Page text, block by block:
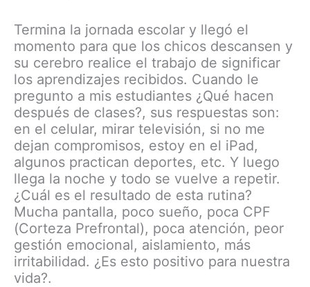
Termina la jornada escolar y llegó el
momento para que los chicos descansen y
su cerebro realice el trabajo de significar
los aprendizajes recibidos. Cuando le
pregunto a mis estudiantes ¿Qué hacen
después de clases?, sus respuestas son:
en el celular, mirar televisión, si no me
dejan compromisos, estoy en el iPad,
algunos practican deportes, etc. Y luego
llega la noche y todo se vuelve a repetir.
¿Cuál es el resultado de esta rutina?
Mucha pantalla, poco sueño, poca CPF
(Corteza Prefrontal), poca atención, peor
gestión emocional, aislamiento, más
irritabilidad. ¿Es esto positivo para nuestra
vida?.